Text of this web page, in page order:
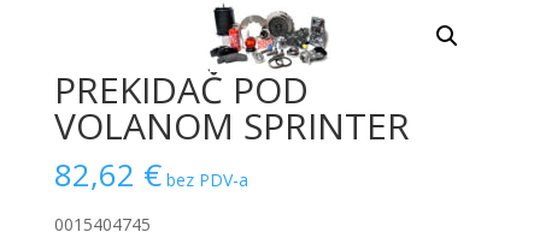
PREKIDAČ POD
VOLANOM SPRINTER
82,62 € bez PDV-a
0015404745